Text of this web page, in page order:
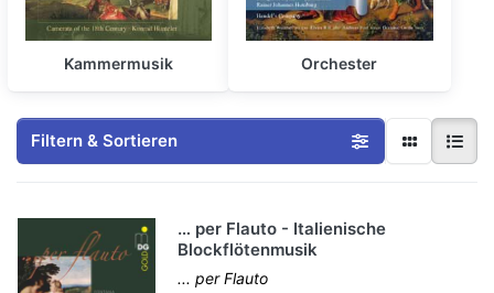
Kammermusik Orchester
Filtern & Sortieren
… per Flauto - Italienische
Blockflötenmusik
... per Flauto